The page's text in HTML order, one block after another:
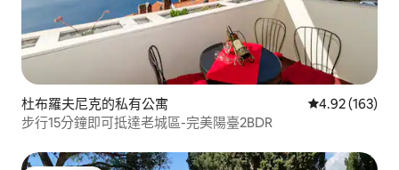
杜布羅夫尼克的私有公寓 從 163 則評價
4.92 (163)
步行15分鐘即可抵達老城區-完美陽臺2BDR